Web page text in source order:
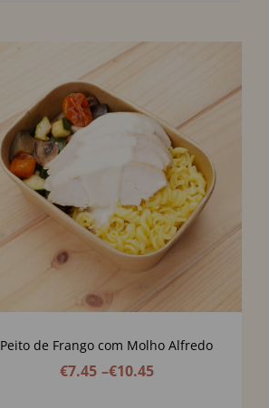
Peito de Frango com Molho Alfredo
€7.45 –€10.45